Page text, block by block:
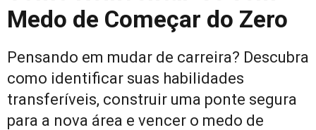
Medo de Começar do Zero
Pensando em mudar de carreira? Descubra
como identificar suas habilidades
transferíveis, construir uma ponte segura
para a nova área e vencer o medo de